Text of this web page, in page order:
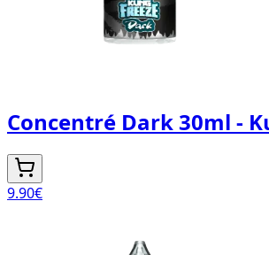
Concentré Dark 30ml -
9.90€